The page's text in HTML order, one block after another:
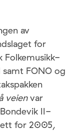
av
for
Folkemusikk-
FONO og
veienvar
II-
for 2005,